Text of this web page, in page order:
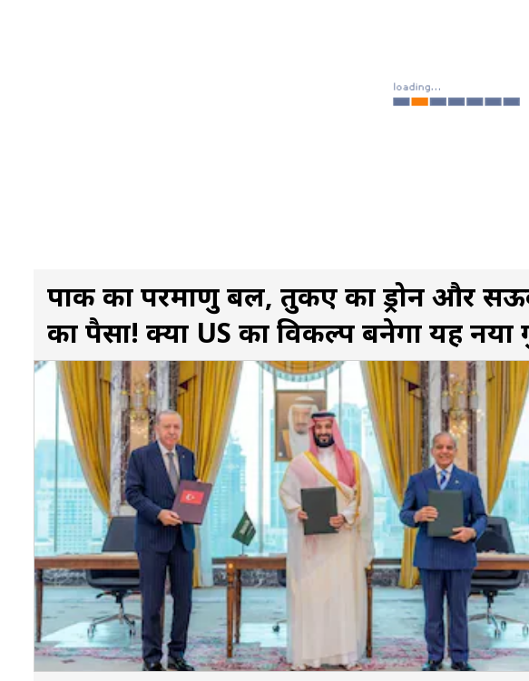
पाक का परमाणु बल, तुर्किए का ड्रोन और
का पैसा! क्या US का विकल्प बनेगा यह नया